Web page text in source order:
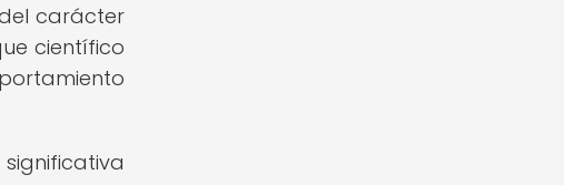
carácter
científico